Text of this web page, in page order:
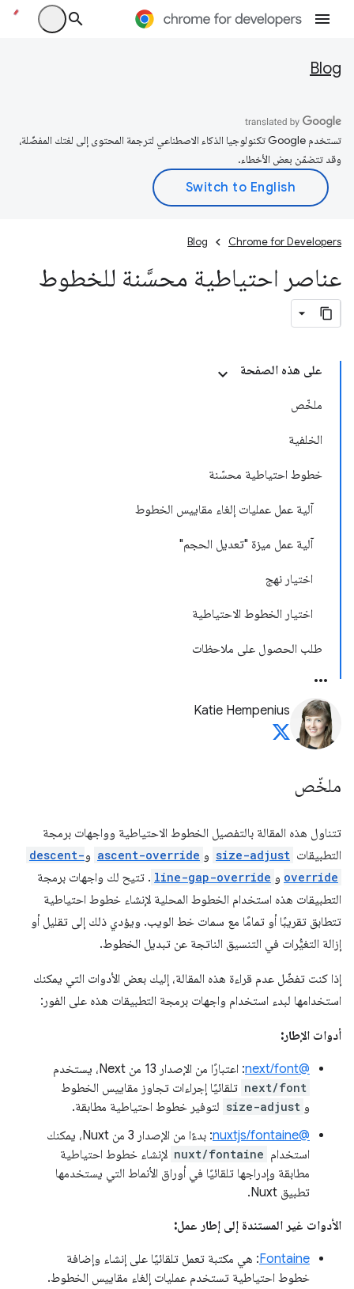
Blog
تستخدم Google تكنولوجيا الذكاء الاصطناعي لترجمة المحتوى إلى لغتك المفضّلة،
وقد تتضمّن بعض الأخطاء.
Chrome for Developers
Blog
عناصر احتياطية محسَّنة للخطوط
على هذه الصفحة
ملخّص
الخلفية
خطوط احتياطية محسّنة
آلية عمل عمليات إلغاء مقاييس الخطوط
آلية عمل ميزة "تعديل الحجم"
اختيار نهج
اختيار الخطوط الاحتياطية
طلب الحصول على ملاحظات
Katie Hempenius
ملخّص
تتناول هذه المقالة بالتفصيل الخطوط الاحتياطية وواجهات برمجة
التطبيقات size-adjust و ascent-override وdescent-
override و line-gap-override . تتيح لك واجهات برمجة
التطبيقات هذه استخدام الخطوط المحلية لإنشاء خطوط احتياطية
تتطابق تقريبًا أو تمامًا مع سمات خط الويب. ويؤدي ذلك إلى تقليل أو
إزالة التغيُّرات في التنسيق الناتجة عن تبديل الخطوط.
إذا كنت تفضّل عدم قراءة هذه المقالة، إليك بعض الأدوات التي يمكنك
استخدامها لبدء استخدام واجهات برمجة التطبيقات هذه على الفور:
أدوات الإطار:
@next/font : اعتبارًا من الإصدار 13 من Next، يستخدم
next/font تلقائيًا إجراءات تجاوز مقاييس الخطوط
و size-adjust لتوفير خطوط احتياطية مطابقة.
@nuxtjs/fontaine
: بدءًا من الإصدار 3 من Nuxt، يمكنك
استخدام nuxt/fontaine لإنشاء خطوط احتياطية
مطابقة وإدراجها تلقائيًا في أوراق الأنماط التي يستخدمها
تطبيق Nuxt.
الأدوات غير المستندة إلى إطار عمل:
Fontaine: هي مكتبة تعمل تلقائيًا على إنشاء وإضافة
خطوط احتياطية تستخدم عمليات إلغاء مقاييس الخطوط.